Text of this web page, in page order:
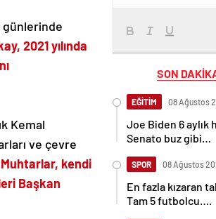
günlerinde
2021 yılında
Kemal
ve çevre
kendi
Başkan
SON
EĞİTİM 08 Ağustos
Joe Biden 6 aylık
Senato buz gibi…
SPOR 08 Ağustos
En fazla kızaran
Tam 5 futbolcu….